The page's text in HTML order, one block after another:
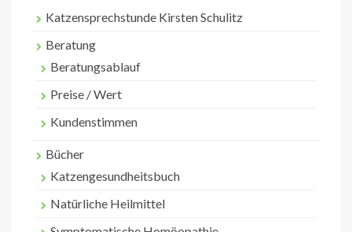
Katzensprechstunde Kirsten Schulitz
Beratung
Beratungsablauf
Preise / Wert
Kundenstimmen
Bücher
Katzengesundheitsbuch
Natürliche Heilmittel